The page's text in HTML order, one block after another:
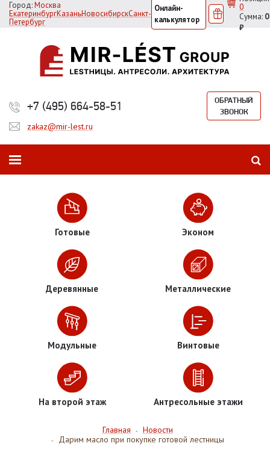
Город:Москва
ЕкатеринбургКазаньНовосибирскСанкт-
Петербург
Онлайн-
калькулятор
0
Сумма: 0
₽
+7 (495) 664-58-51
ОБРАТНЫЙ
ЗВОНОК
zakaz@mir-lest.ru
Готовые Эконом
Деревянные Металлические
Модульные Винтовые
На второй этаж Антресольные этажи
Главная - Новости
- Дарим масло при покупке готовой лестницы